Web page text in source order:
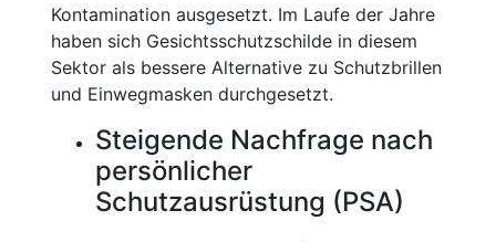
Kontamination ausgesetzt. Im Laufe der Jahre
haben sich Gesichtsschutzschilde in diesem
Sektor als bessere Alternative zu Schutzbrillen
und Einwegmasken durchgesetzt.
Steigende Nachfrage nach
persönlicher
Schutzausrüstung (PSA)